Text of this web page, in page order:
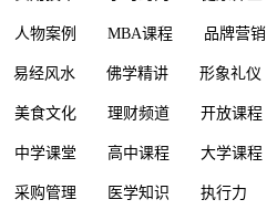
人物案例 MBA课程 品牌营销
易经风水 佛学精讲 形象礼仪
美食文化 理财频道 开放课程
中学课堂 高中课程 大学课程
采购管理 医学知识 执行力